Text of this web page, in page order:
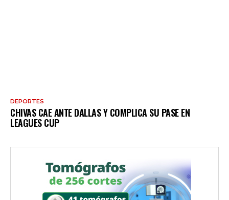
DEPORTES
CHIVAS CAE ANTE DALLAS Y COMPLICA SU PASE EN
LEAGUES CUP